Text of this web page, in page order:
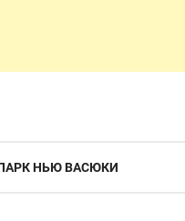
НЬЮ ВАСЮКИ